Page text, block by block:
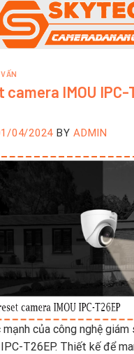
camera IMOU IPC-
04/2024 BY ADMIN
mạnh của công nghệ
T26EP. Thiết kế để